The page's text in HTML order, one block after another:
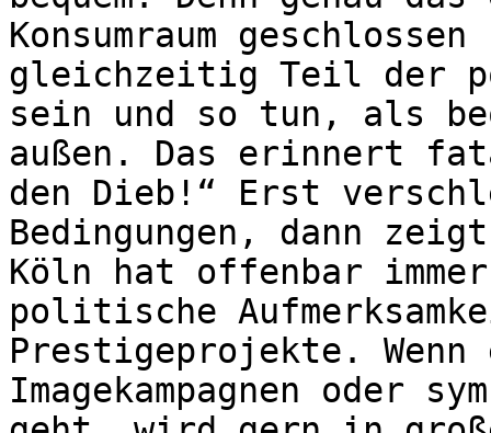
Konsumraum
gleichzeitig Teil der
sein und so tun, als
außen. Das erinnert
den Dieb!“ Erst
Bedingungen, dann
Köln hat offenbar
politische
Prestigeprojekte. Wenn
Imagekampagnen oder